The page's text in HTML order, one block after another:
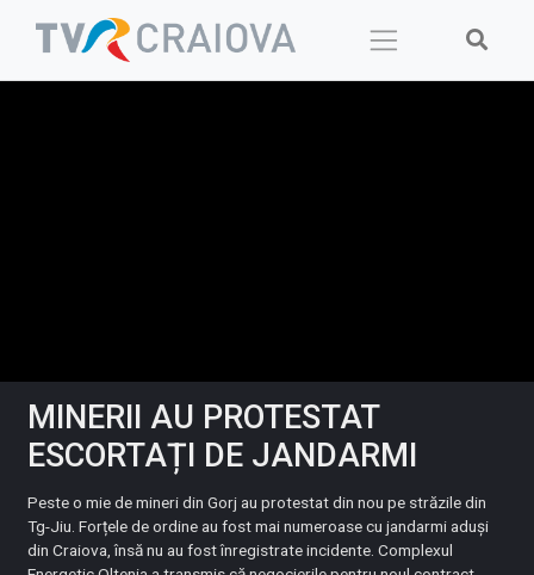
MINERII AU PROTESTAT
ESCORTAȚI DE JANDARMI
Peste o mie de mineri din Gorj au protestat din nou pe străzile din
Tg-Jiu. Forțele de ordine au fost mai numeroase cu jandarmi aduşi
din Craiova, însă nu au fost înregistrate incidente. Complexul